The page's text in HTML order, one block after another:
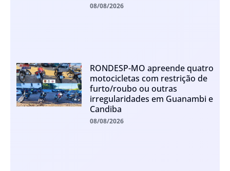
08/08/2026
RONDESP-MO apreende quatro
motocicletas com restrição de
furto/roubo ou outras
irregularidades em Guanambi e
Candiba
08/08/2026